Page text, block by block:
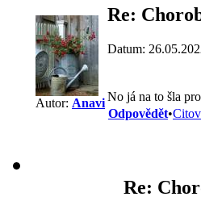
Autor: Anavi
Re:
Datum:
No já na to šla
Odpovědět•
Re: